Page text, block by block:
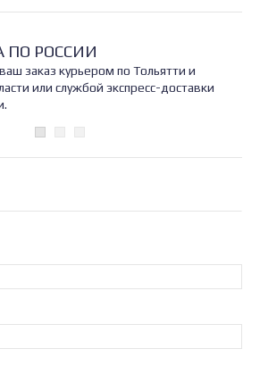
ПО РОССИИ
заказ курьером по Тольятти и
или службой экспресс-доставки